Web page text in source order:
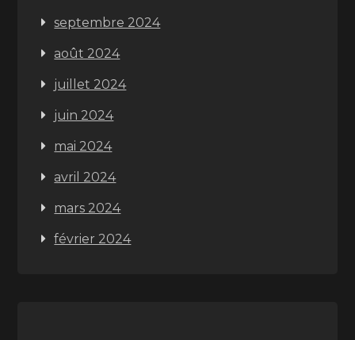
septembre 2024
août 2024
juillet 2024
juin 2024
mai 2024
avril 2024
mars 2024
février 2024